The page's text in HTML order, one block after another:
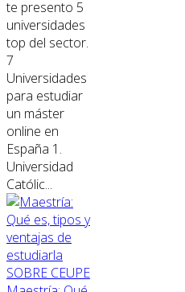
te presento 5
universidades
top del sector.
7
Universidades
para estudiar
un máster
online en
España 1.
Universidad
Católic...
SOBRE CEUPE